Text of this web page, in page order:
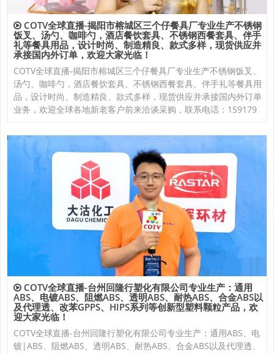
COTV全球直播-揭阳市榕城区三个仔餐具厂专业生产不锈钢
饭叉、汤勺、咖啡勺，酒店餐饮套具、不锈钢西餐套具、伴手
礼等餐具用品，设计时尚、制造精良、款式多样，现货供应并
承接国内外订单，欢迎大家光临！
COTV全球直播-揭阳市榕城区三个仔餐具厂专业生产不锈钢饭叉、
汤勺、咖啡勺，酒店餐饮套具、不锈钢西餐套具、伴手礼等餐具用
品，设计时尚、制造精良、款式多样，现货供应并承接国内外订单
业务，欢迎全球各地新老客户前来洽谈采购，联系电话：159179
COTV全球直播-台州回隆行塑化有限公司专业生产：通用
ABS、电镀ABS、阻燃ABS、透明ABS、耐热ABS、合金ABS以
及代理透、改苯GPPS、HIPS系列等创新型塑料颗粒产品，欢
迎大家光临！
COTV全球直播-台州回隆行塑化有限公司专业生产：通用ABS、电
镀|ABS、阻燃ABS、透明ABS、耐热ABS、合金ABS以及代理透、